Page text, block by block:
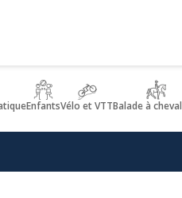
EnfantsVélo et VTTBalade à